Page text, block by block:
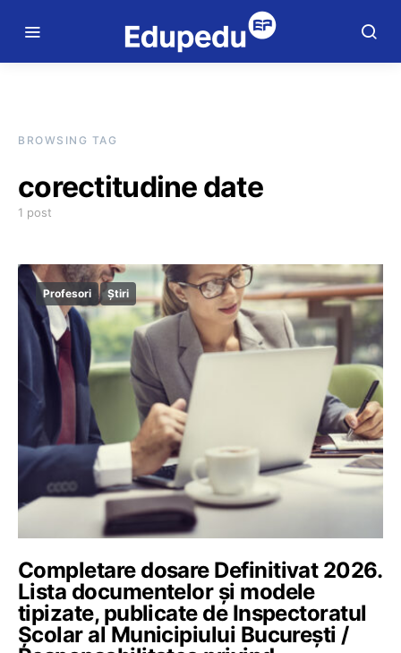
BROWSING TAG
corectitudine date
1 post
Profesori Știri
Completare dosare Definitivat 2026.
Lista documentelor și modele
tipizate, publicate de Inspectoratul
Școlar al Municipiului București /